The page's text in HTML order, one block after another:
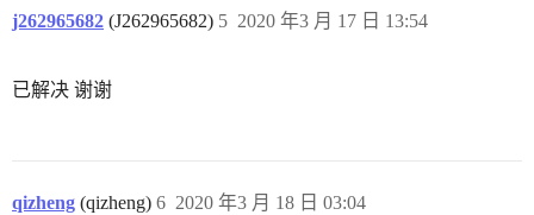
j262965682 (J262965682) 2020 年3 月 17 日 13:54
5
已解决 谢谢
qizheng (qizheng) 2020 年3 月 18 日 03:04
6